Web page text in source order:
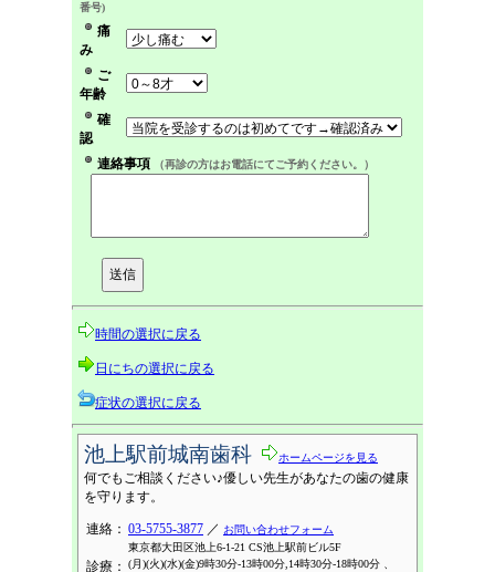
番号)
痛
み
ご
年齢
確
認
連絡事項
（再診の方はお電話にてご予約ください。）
時間の選択に戻る
日にちの選択に戻る
症状の選択に戻る
池上駅前城南歯科 ホームページを見る
何でもご相談ください♪優しい先生があなたの歯の健康
を守ります。
連絡： 03-5755-3877 ／ お問い合わせフォーム
東京都大田区池上6-1-21 CS池上駅前ビル5F
診療： (月)(火)(水)(金)9時30分-13時00分,14時30分-18時00分 、